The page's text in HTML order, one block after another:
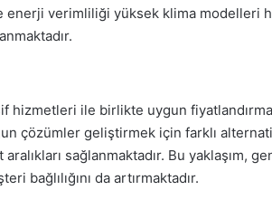
enerji verimliliği yüksek klima modelleri
hizmetleri ile birlikte uygun
çözümler geliştirmek için farklı
sağlanmaktadır. Bu yaklaşım,
bağlılığını da artırmaktadır.